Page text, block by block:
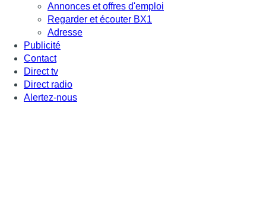
Annonces et offres d'emploi
Regarder et écouter BX1
Adresse
Publicité
Contact
Direct tv
Direct radio
Alertez-nous